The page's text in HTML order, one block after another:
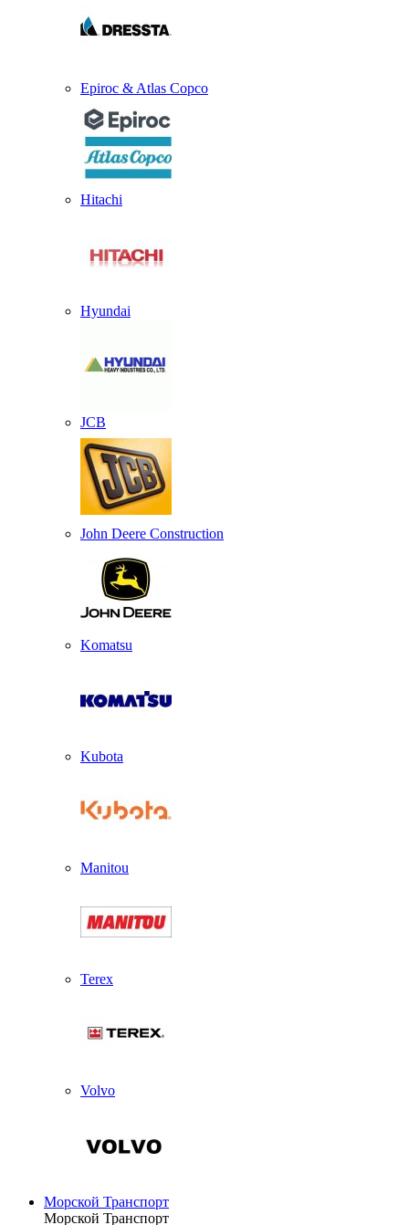
Epiroc & Atlas Copco
Hitachi
Hyundai
JCB
John Deere Construction
Komatsu
Kubota
Manitou
Terex
Volvo
Морской Транспорт
Морской Транспорт